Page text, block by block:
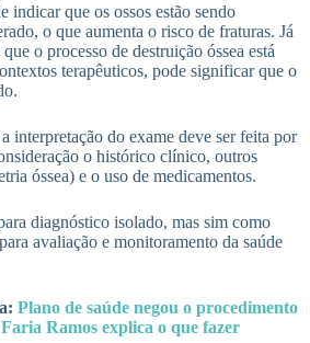
indicar que os ossos estão sendo
o que aumenta o risco de fraturas. Já
o processo de destruição óssea está
terapêuticos, pode significar que o
interpretação do exame deve ser feita por
o histórico clínico, outros
óssea) e o uso de medicamentos.
diagnóstico isolado, mas sim como
avaliação e monitoramento da saúde
Plano de saúde negou o procedimento
Ramos explica o que fazer